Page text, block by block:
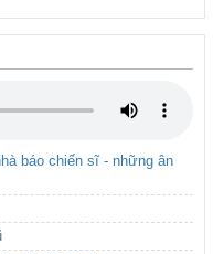
báo chiến sĩ - những ân